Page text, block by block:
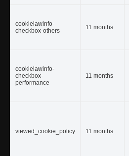
cookielawinfo-
checkbox-others
11 months
cookielawinfo-
checkbox-
performance
11 months
viewed_cookie_policy 11 months